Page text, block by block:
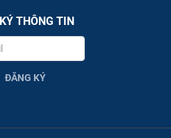
THÔNG TIN
ĐĂNG KÝ